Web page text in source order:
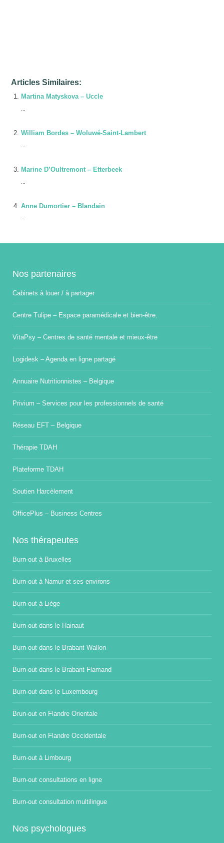
Articles Similaires:
Martina Matyskova – Uccle
William Bordes – Woluwé-Saint-Lambert
Marine D’Oultremont – Etterbeek
Anne Dumortier – Blandain
Nos partenaires
Cabinets à louer / à partager
Centre Tulipe – Espace paramédicale et bien-être.
VitaPsy – Centres de santé mentale et mieux-être
Logidesk – Agenda en ligne partagé
Annuaire Nutritionnistes – Belgique
Privium – Services pour les professionnels de santé
Réseau EFT – Belgique
Thérapie TDAH
Plateforme TDAH
Soutien Harcèlement
OfficePlus – Business Centres
Nos thérapeutes
Burn-out à Bruxelles
Burn-out à Namur et ses environs
Burn-out à Liège
Burn-out dans le Hainaut
Burn-out dans le Brabant Wallon
Burn-out dans le Brabant Flamand
Burn-out dans le Luxembourg
Brun-out en Flandre Orientale
Burn-out en Flandre Occidentale
Burn-out à Limbourg
Burn-out consultations en ligne
Burn-out consultation multilingue
Nos psychologues